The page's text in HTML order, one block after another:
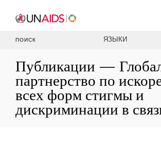
ПОИСК ЯЗЫКИ
Публикации —
партнерство по
всех форм стигмы и
дискриминации в